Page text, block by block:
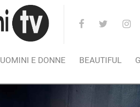
UOMINI E DONNE BEAUTIFUL